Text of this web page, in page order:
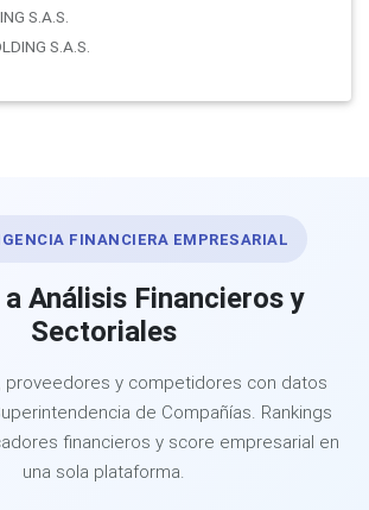
S.A.S.
S.A.S.
FINANCIERA EMPRESARIAL
Análisis Financieros y
Sectoriales
proveedores y competidores con datos
de Compañías. Rankings
financieros y score empresarial en
una sola plataforma.